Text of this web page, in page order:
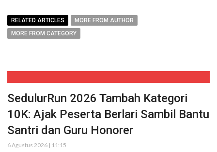
RELATED ARTICLES
MORE FROM AUTHOR
MORE FROM CATEGORY
SedulurRun 2026 Tambah Kategori
10K: Ajak Peserta Berlari Sambil Bantu
Santri dan Guru Honorer
6 Agustus 2026 | 11:15